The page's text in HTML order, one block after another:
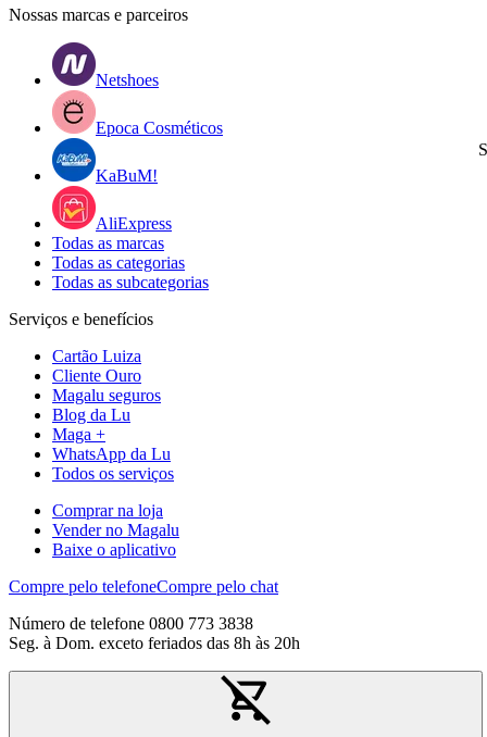
Nossas marcas e parceiros
Netshoes
Epoca Cosméticos
KaBuM!
AliExpress
Todas as marcas
Todas as categorias
Todas as subcategorias
Serviços e benefícios
Cartão Luiza
Cliente Ouro
Magalu seguros
Blog da Lu
Maga +
WhatsApp da Lu
Todos os serviços
Comprar na loja
Vender no Magalu
Baixe o aplicativo
Compre pelo telefoneCompre pelo chat
Número de telefone 0800 773 3838
Seg. à Dom. exceto feriados das 8h às 20h